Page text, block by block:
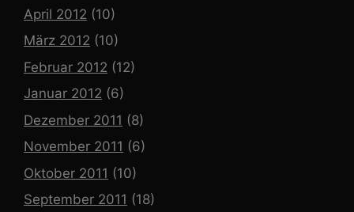
April 2012 (10)
März 2012 (10)
Februar 2012 (12)
Januar 2012 (6)
Dezember 2011 (8)
November 2011 (6)
Oktober 2011 (10)
September 2011 (18)